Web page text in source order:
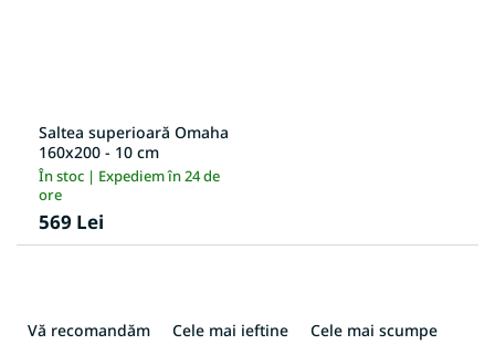
Saltea superioară Omaha
160x200 - 10 cm
În stoc | Expediem în 24 de
ore
569 Lei
eVă recomandăm Cele mai ieftine Cele mai scumpe